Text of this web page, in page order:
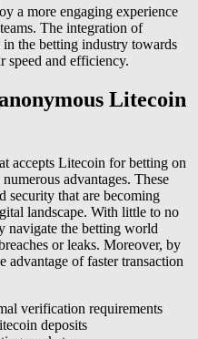
a more engaging experience
The integration of
the betting industry towards
speed and efficiency.
Litecoin
accepts Litecoin for betting on
advantages. These
security that are becoming
landscape. With little to no
navigate the betting world
or leaks. Moreover, by
advantage of faster transaction
verification requirements
deposits